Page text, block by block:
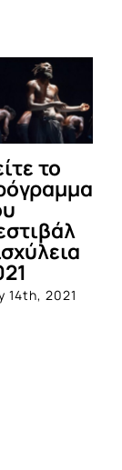
το
14th, 2021